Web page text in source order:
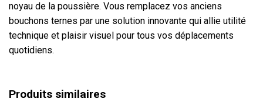
noyau de la poussière. Vous remplacez vos anciens
bouchons ternes par une solution innovante qui allie utilité
technique et plaisir visuel pour tous vos déplacements
quotidiens.
Produits similaires